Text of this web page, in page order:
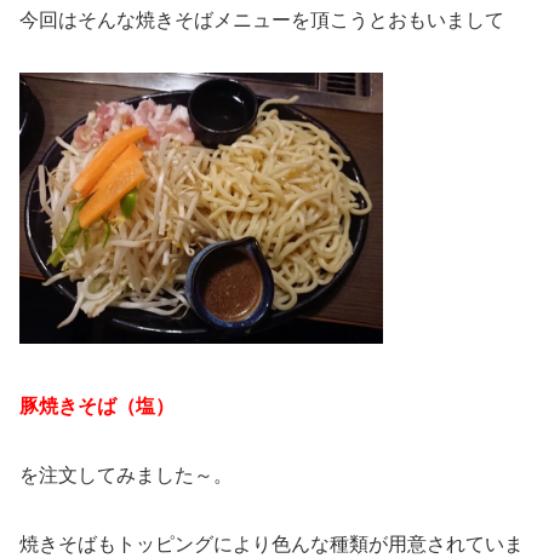
今回はそんな焼きそばメニューを頂こうとおもいまして
豚焼きそば（塩）
を注文してみました～。
焼きそばもトッピングにより色んな種類が用意されていま